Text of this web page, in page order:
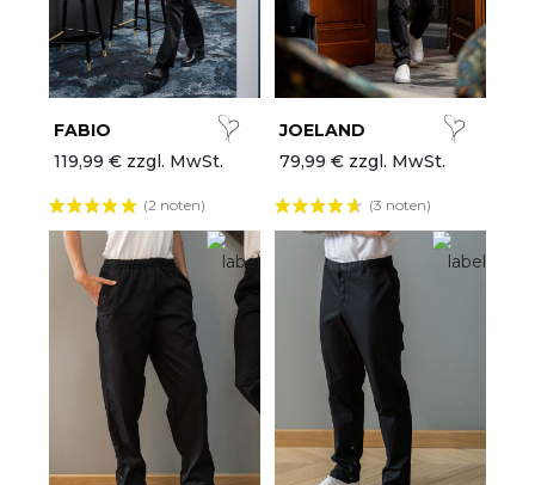
Marken
Chance
Works
FABIO
119,99 € zzgl. MwSt.
(2 noten)
JOELAND
79,99 € zzgl. MwSt.
(3 noten)